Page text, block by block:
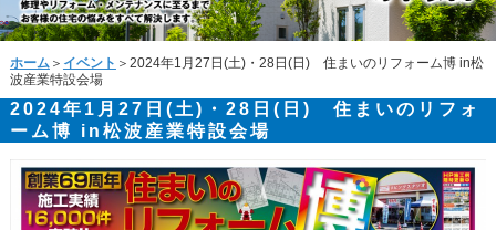
ホーム ＞ イベント ＞2024年1月27日(土)・28日(日) 住まいのリフォーム博 in松
波産業特設会場
2024年1月27日(土)・28日(日) 住まいのリフォ
ーム博 in松波産業特設会場